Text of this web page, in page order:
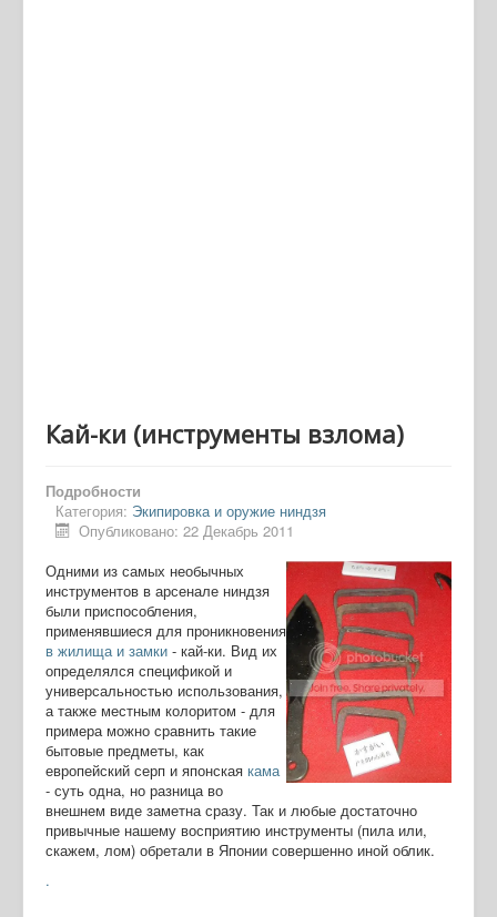
Кай-ки (инструменты взлома)
Подробности
Категория: Экипировка и оружие ниндзя
Опубликовано: 22 Декабрь 2011
Одними из самых необычных
инструментов в арсенале ниндзя
были приспособления,
применявшиеся для проникновения
в жилища и замки - кай-ки. Вид их
определялся спецификой и
универсальностью использования,
а также местным колоритом - для
примера можно сравнить такие
бытовые предметы, как
европейский серп и японская кама
- суть одна, но разница во
внешнем виде заметна сразу. Так и любые достаточно
привычные нашему восприятию инструменты (пила или,
скажем, лом) обретали в Японии совершенно иной облик.
.